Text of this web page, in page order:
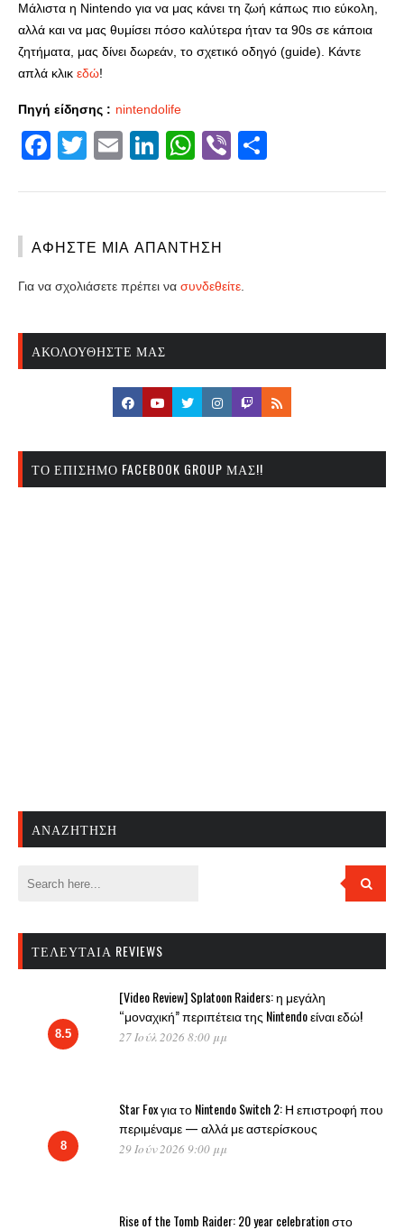
Μάλιστα η Nintendo για να μας κάνει τη ζωή κάπως πιο εύκολη,
αλλά και να μας θυμίσει πόσο καλύτερα ήταν τα 90s σε κάποια
ζητήματα, μας δίνει δωρεάν, το σχετικό οδηγό (guide). Κάντε
απλά κλικ εδώ!
Πηγή είδησης : nintendolife
Facebook
Twitter
EmailLinkedIn
WhatsApp
Viber
ΑΦΉΣΤΕ ΜΙΑ ΑΠΆΝΤΗΣΗ
Για να σχολιάσετε πρέπει να συνδεθείτε
ΑΚΟΛΟΥΘΉΣΤΕ ΜΑΣ
ΤΟ ΕΠΊΣΗΜΟ FACEBOOK GROUP ΜΑΣ!!
ΑΝΑΖΉΤΗΣΗ
ΤΕΛΕΥΤΑΊΑ REVIEWS
8.5
[Video Review] Splatoon Raiders: η μεγάλη
“μοναχική” περιπέτεια της Nintendo είναι εδώ!
27 Ιούλ 2026 8:00 μμ
8
Star Fox για το Nintendo Switch 2: Η επιστροφή που
περιμέναμε — αλλά με αστερίσκους
29 Ιούν 2026 9:00 μμ
Rise of the Tomb Raider: 20 year celebration στο